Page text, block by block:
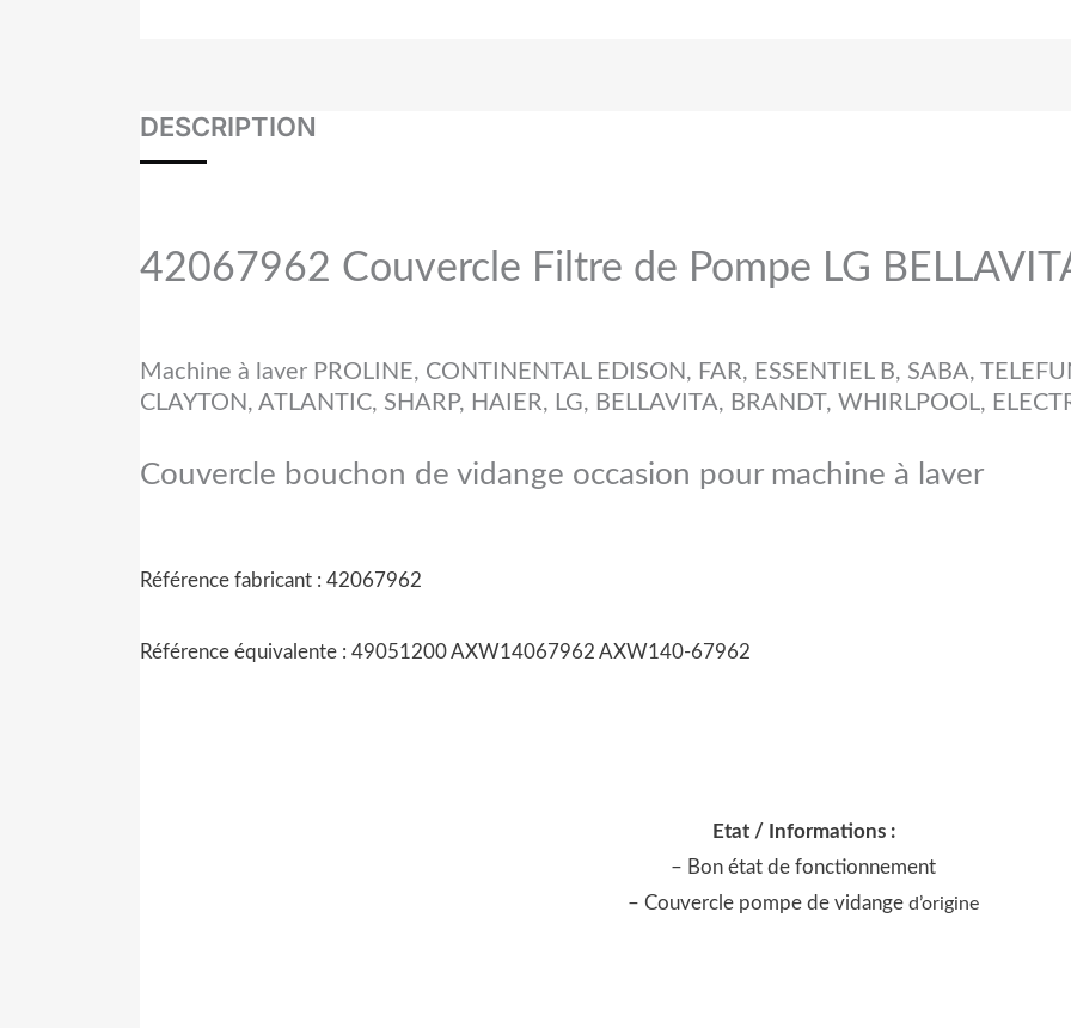
DESCRIPTION
42067962 Couvercle Filtre de Pompe LG
Machine à laver PROLINE, CONTINENTAL EDISON, FAR, ESSENTIEL B, SABA,
CLAYTON, ATLANTIC, SHARP, HAIER, LG, BELLAVITA, BRANDT, WHIRLPOOL,
Couvercle bouchon de vidange occasion pour machine à laver
Référence fabricant : 42067962
Référence équivalente : 49051200 AXW14067962 AXW140-67962
Etat / Informations :
– Bon état de fonctionnement
– Couvercle pompe de vidange d’origine